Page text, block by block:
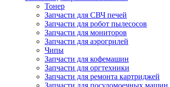
Тонер
Запчасти для СВЧ печей
Запчасти для робот пылесосов
Запчасти для мониторов
Запчасти для аэрогрилей
Чипы
Запчасти для кофемашин
Запчасти для оргтехники
Запчасти для ремонта картриджей
Запчасти для посудомоечных машин